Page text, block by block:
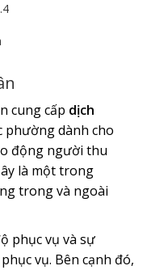
cung cấp dịch
phường dành cho
động người thu
là một trong
trong và ngoài
phục vụ và sự
vụ. Bên cạnh đó,